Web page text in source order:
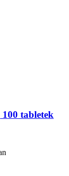
tabletek